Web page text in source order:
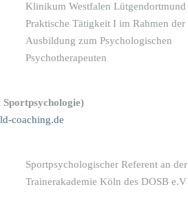
Klinikum Westfalen Lütgendortmund
Praktische Tätigkeit I im Rahmen der
Ausbildung zum Psychologischen
Psychotherapeuten
Sportpsychologie)
coaching.de
Sportpsychologischer Referent an der
Trainerakademie Köln des DOSB e.V